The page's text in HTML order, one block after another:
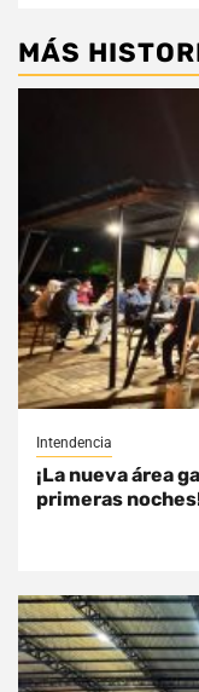
MÁS
Intendencia
¡La nueva área
primeras